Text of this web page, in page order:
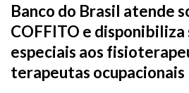
Banco do Brasil atende
COFFITO e disponibiliza
especiais aos
terapeutas ocupacionais